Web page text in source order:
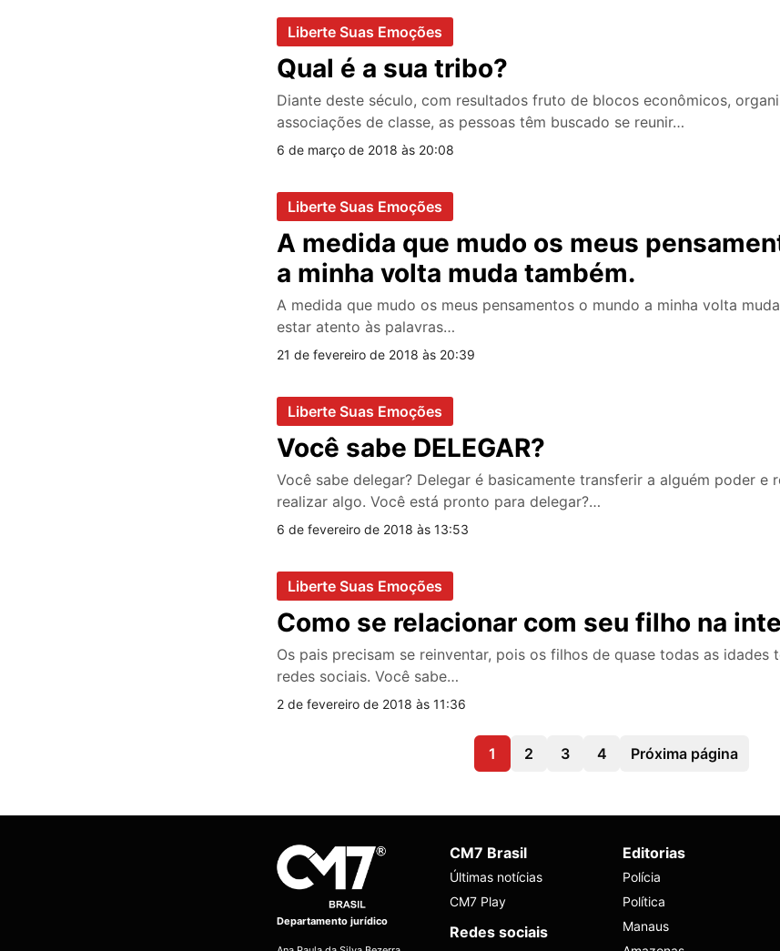
Liberte Suas Emoções
Qual é a sua tribo?
Diante deste século, com resultados fruto de blocos econômicos,
associações de classe, as pessoas têm buscado se reunir…
6 de março de 2018 às 20:08
Liberte Suas Emoções
A medida que mudo os meus
a minha volta muda também.
A medida que mudo os meus pensamentos o mundo a minha volta
estar atento às palavras…
21 de fevereiro de 2018 às 20:39
Liberte Suas Emoções
Você sabe DELEGAR?
Você sabe delegar? Delegar é basicamente transferir a alguém poder e
realizar algo. Você está pronto para delegar?…
6 de fevereiro de 2018 às 13:53
Liberte Suas Emoções
Como se relacionar com seu filho na
Os pais precisam se reinventar, pois os filhos de quase todas as idades
redes sociais. Você sabe…
2 de fevereiro de 2018 às 11:36
1 2 3 4 Próxima página
Departamento jurídico
CM7 Brasil
Últimas notícias
CM7 Play
Redes sociais
Editorias
Polícia
Política
Manaus